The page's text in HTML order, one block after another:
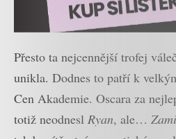
Přesto ta nejcennější trofej
unikla. Dodnes to patří k
Cen Akademie. Oscara za
totiž neodnesl Ryan, ale…